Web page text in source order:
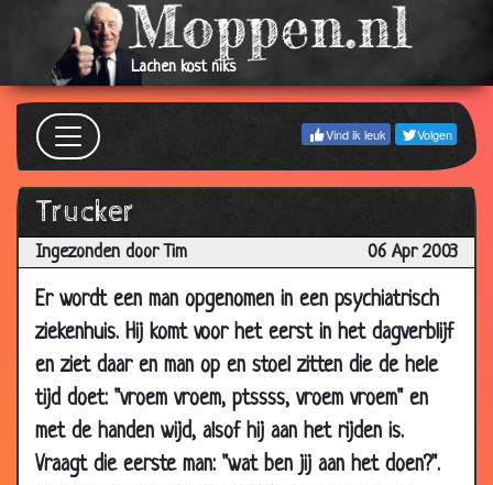
Lachen kost niks
Vind ik leuk Volgen
Trucker
Ingezonden door Tim 06 Apr 2003
Er wordt een man opgenomen in een psychiatrisch
ziekenhuis. Hij komt voor het eerst in het dagverblijf
en ziet daar en man op en stoel zitten die de hele
tijd doet: "vroem vroem, ptssss, vroem vroem" en
met de handen wijd, alsof hij aan het rijden is.
Vraagt die eerste man: "wat ben jij aan het doen?".
23 May
2003
Homo eiland
12 May
2003
3.10
10 May
2003
Condoom 2.90
06 May
De rijn 3.10
05 May
ZIEK 3.78
02 May
2003
Begravenisondernemer
2003
Onbewoond eiland